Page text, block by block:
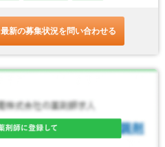
最新の募集状況を問い合わせる